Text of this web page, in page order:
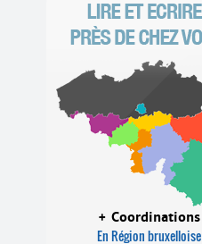
+ Coordinations
En Région bruxelloise